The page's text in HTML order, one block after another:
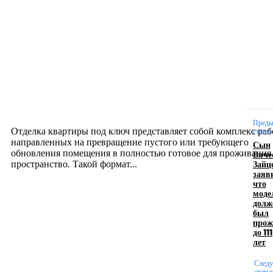
Отделка квартиры под ключ представляет собой комплекс
направленных на превращение пустого или требующего
обновления помещения в полностью готовое для проживания
пространство. Такой формат...
статья
Сын
что
был
до 111
лет